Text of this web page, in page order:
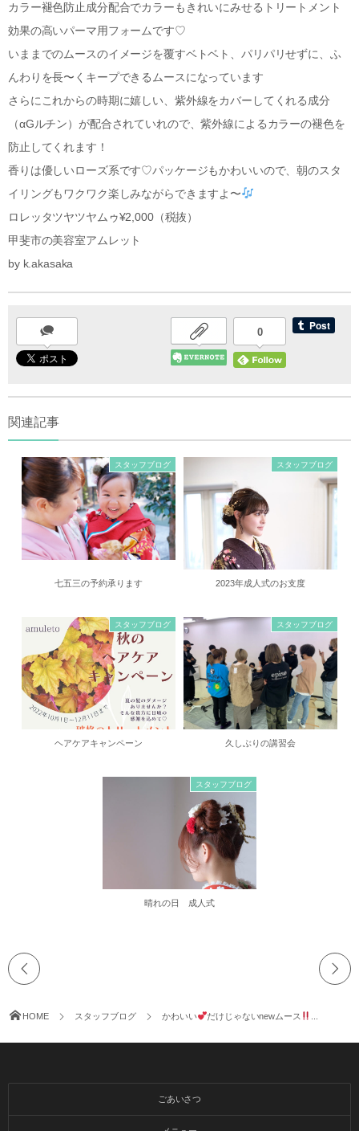
カラー褪色防止成分配合でカラーもきれいにみせるトリートメント
効果の高いパーマ用フォームです♡
いままでのムースのイメージを覆すベトベト、パリパリせずに、ふ
んわりを長〜くキープできるムースになっています
さらにこれからの時期に嬉しい、紫外線をカバーしてくれる成分
（αGルチン）が配合されていれので、紫外線によるカラーの褪色を
防止してくれます！
香りは優しいローズ系です♡パッケージもかわいいので、朝のスタ
イリングもワクワク楽しみながらできますよ〜
ロレッタツヤツヤムゥ¥2,000（税抜）
甲斐市の美容室アムレット
by k.akasaka
0
関連記事
スタッフブログ
七五三の予約承ります
スタッフブログ
2023年成人式のお支度
スタッフブログ
ヘアケアキャンペーン
スタッフブログ
久しぶりの講習会
スタッフブログ
晴れの日 成人式
HOME スタッフブログ かわいい だけじゃないnewムース
ごあいさつ